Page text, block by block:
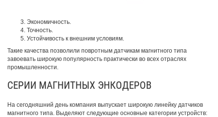
Экономичность.
Точность.
Устойчивость к внешним условиям.
Такие качества позволили повротным датчикам магнитного типа
завоевать широкую популярность практически во всех отраслях
промышленности.
СЕРИИ МАГНИТНЫХ ЭНКОДЕРОВ
На сегодняшний день компания выпускает широкую линейку датчиков
магнитного типа. Выделяют следующие основные категории устройств: